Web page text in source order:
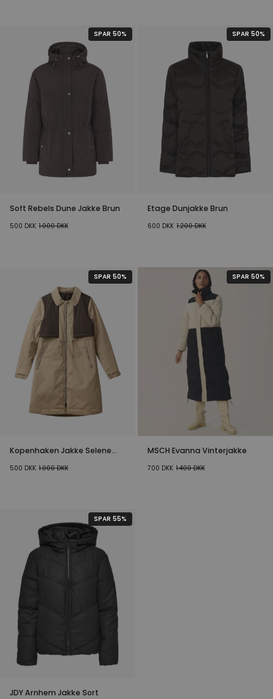
SPAR 50%
Soft Rebels Dune Jakke Brun
500 DKK 1.000DKK
SPAR 50%
Etage Dunjakke Brun
600 DKK 1.200DKK
SPAR 50%
Kopenhaken Jakke Selene
500 DKK 1.000DKK
SPAR 50%
MSCH Evanna Vinterjakke
700 DKK 1.400DKK
SPAR 55%
JDY Arnhem Jakke Sort